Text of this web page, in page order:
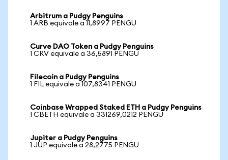
Arbitrum a Pudgy Penguins
1 ARB equivale a 11,8997 PENGU
Curve DAO Token a Pudgy Penguins
1 CRV equivale a 36,5891 PENGU
Filecoin a Pudgy Penguins
1 FIL equivale a 107,8341 PENGU
Coinbase Wrapped Staked ETH a Pudgy Penguins
1 CBETH equivale a 331269,0212 PENGU
Jupiter a Pudgy Penguins
1 JUP equivale a 28,2775 PENGU